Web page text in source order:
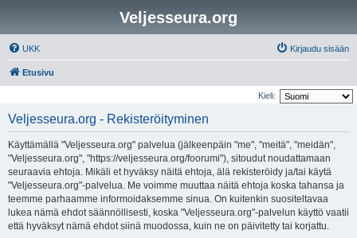
Veljesseura.org
UKK Kirjaudu sisään
Etusivu
Kieli:
Veljesseura.org - Rekisteröityminen
Käyttämällä "Veljesseura.org" palvelua (jälkeenpäin "me", "meitä", "meidän",
"Veljesseura.org", "https://veljesseura.org/foorumi"), sitoudut noudattamaan
seuraavia ehtoja. Mikäli et hyväksy näitä ehtoja, älä rekisteröidy ja/tai käytä
"Veljesseura.org"-palvelua. Me voimme muuttaa näitä ehtoja koska tahansa ja
teemme parhaamme informoidaksemme sinua. On kuitenkin suositeltavaa
lukea nämä ehdot säännöllisesti, koska "Veljesseura.org"-palvelun käyttö vaatii
että hyväksyt nämä ehdot siinä muodossa, kuin ne on päivitetty tai korjattu.